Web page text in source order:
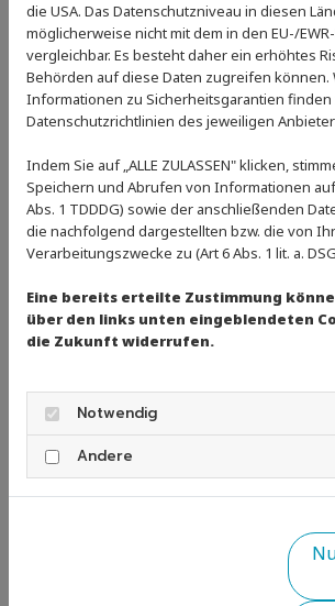
Zurück
Vielen Dank an alle, die bei der
mitgeholfen und einen Beitrag für das
und/oder im Whirlpool und die
gute Gespräche und eine entspannte
sein.
die USA. Das Datenschutzniveau in diesen
möglicherweise nicht mit dem in den EU-/
vergleichbar. Es besteht daher ein erhöhtes
Behörden auf diese Daten zugreifen können.
Informationen zu Sicherheitsgarantien finden
Datenschutzrichtlinien des jeweiligen
Indem Sie auf „ALLE ZULASSEN" klicken,
Speichern und Abrufen von Informationen
Abs. 1 TDDDG) sowie der anschließenden
die nachfolgend dargestellten bzw. die von
Verarbeitungszwecke zu (Art 6 Abs. 1 lit. a.
Eine bereits erteilte Zustimmung
über den links unten eingeblendeten
die Zukunft widerrufen.
Notwendig
Andere